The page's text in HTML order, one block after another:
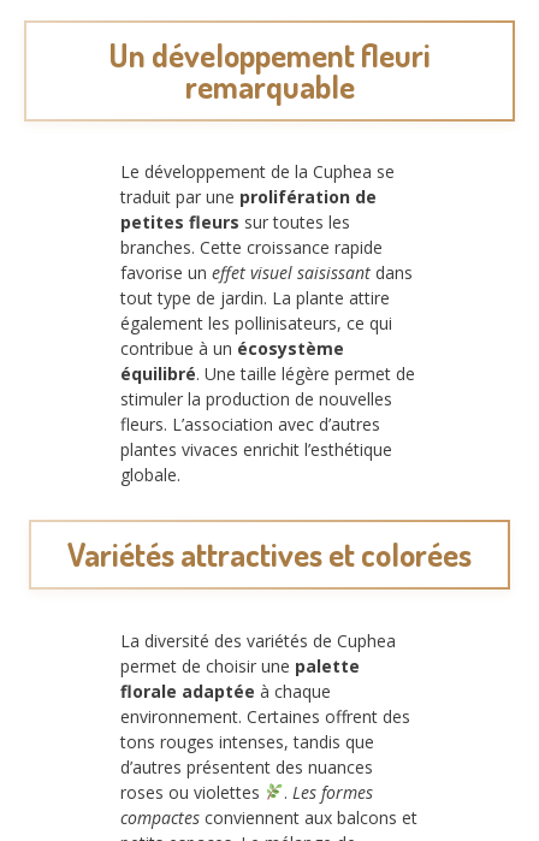
Un développement fleuri
remarquable
Le développement de la Cuphea se
traduit par une prolifération de
petites fleurs sur toutes les
branches. Cette croissance rapide
favorise un effet visuel saisissant dans
tout type de jardin. La plante attire
également les pollinisateurs, ce qui
contribue à un écosystème
équilibré. Une taille légère permet de
stimuler la production de nouvelles
fleurs. L’association avec d’autres
plantes vivaces enrichit l’esthétique
globale.
Variétés attractives et colorées
La diversité des variétés de Cuphea
permet de choisir une palette
florale adaptée à chaque
environnement. Certaines offrent des
tons rouges intenses, tandis que
d’autres présentent des nuances
roses ou violettes
. Les formes
compactes conviennent aux balcons et